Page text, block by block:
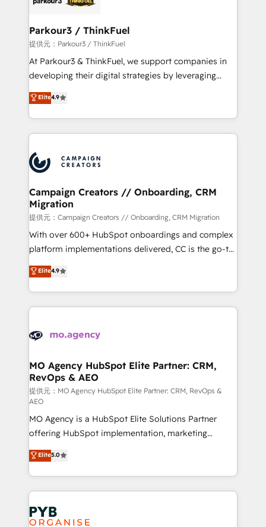
companies scale faster and smarter. 🔹 BOOMS:
Demand generation for all your buyers With BOOMS,
you invest in 100% of your buyers, accelerating your
growth and positioning yourself as an undisputed
transformation process A methodology designed to
implement HubSpot effectively and optimize your
record of business transformation, our growth-first
approach has helped brands dominate their
Parkour3 / ThinkFuel
提供元：Parkour3 / ThinkFuel
At Parkour3 & ThinkFuel, we support companies in
developing their digital strategies by leveraging
technologies and automating their marketing and
sales processes to generate growth. Our offer spans
from Strategy to Operations. We specialize in CRM
onboarding and implementation, web design, sales
extensive experience working with tech companies
and manufacturers since 2002, we are committed to
empowering our clients and developing their
autonomy. Get to grips with HubSpot through
guided implementation and seamless integration of
the CRM platform into your digital ecosystem. Would
you like support in deploying your inbound
to your needs and sales objectives. With 125+
certifications, we are part of the most certified
services are offered in both English & French.
Elite4.9
Campaign Creators // Onboarding, CRM
Migration
提供元：Campaign Creators // Onboarding, CRM Migration
With over 600+ HubSpot onboardings and complex
platform implementations delivered, CC is the go-to
Elite Solutions Partner for businesses ready to
migrate, replatform, and scale smarter. We specialize
in high-impact CRM and CMS migrations and
onboarding from platforms like Salesforce, NetSuite,
WordPress and legacy CRMs, turning fragmented
architectures that accelerate revenue operations and
performance. - Multi-object CRM migration, cleanup,
and implementation. - Pre-built and custom
integrations across your full tech stack. - Custom
object setup, CMS builds, and full-funnel automation.
- Dashboards, lifecycle campaigns, and lead
nurturing sequences. - Cross-hub setup across
Marketing, Sales, Operations, and Service Hubs. -
Ongoing optimization, managed support, and
scalable retainers. Let’s make HubSpot your most
powerful growth engine. Built to convert, scale, and
drive results.
Elite4.9
MO Agency HubSpot Elite Partner: CRM,
RevOps & AEO
提供元：MO Agency HubSpot Elite Partner: CRM, RevOps &
AEO
MO Agency is a HubSpot Elite Solutions Partner
offering HubSpot implementation, marketing
automation, CRM and RevOps consulting, data
architecture, sales enablement, lifecycle automation,
lead scoring and revenue reporting. HubSpot,
Salesforce and integrated enterprise stacks. Digital
Marketing, Answer Engine Optimisation, and
Generative Engine Optimisation (AI Search),
Elite5.0